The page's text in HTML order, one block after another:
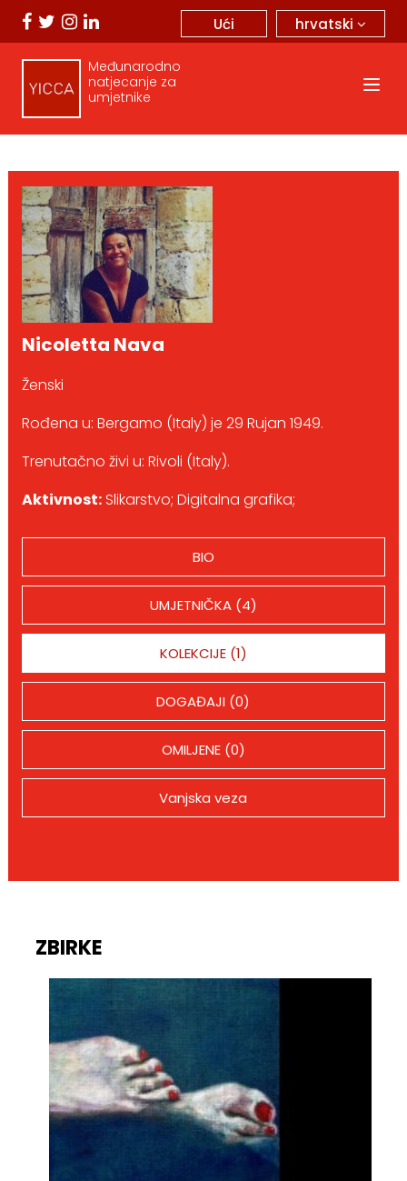
hrvatski
Ući
Međunarodno
natjecanje za
umjetnike
Nicoletta Nava
Ženski
Rođena u: Bergamo (Italy) je 29 Rujan 1949.
Trenutačno živi u: Rivoli (Italy).
Aktivnost:Slikarstvo; Digitalna grafika;
BIO
UMJETNIČKA (4)
KOLEKCIJE (1)
DOGAĐAJI (0)
OMILJENE (0)
Vanjska veza
ZBIRKE